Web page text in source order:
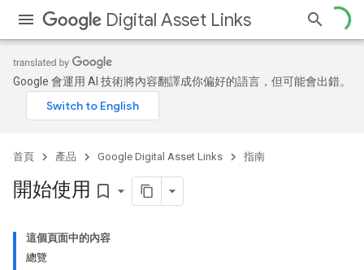
Digital Asset Links
Google 會運用 AI 技術將內容翻譯成你偏好的語言，但可能會出錯。
首頁 產品 Google Digital Asset Links 指南
開始使用 bookmark_border
這個頁面中的內容
總覽